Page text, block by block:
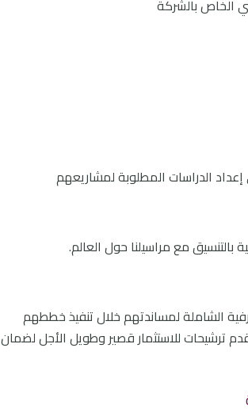
الخاص بالشركة
الدراسات المطلوبة لمشاريعهم
مع مراسيلنا حول العالم.
الشاملة لمساندتهم خلال تنفيذ خططهم
ترشيحات للاستثمار قصير وطويل الأجل لضمان